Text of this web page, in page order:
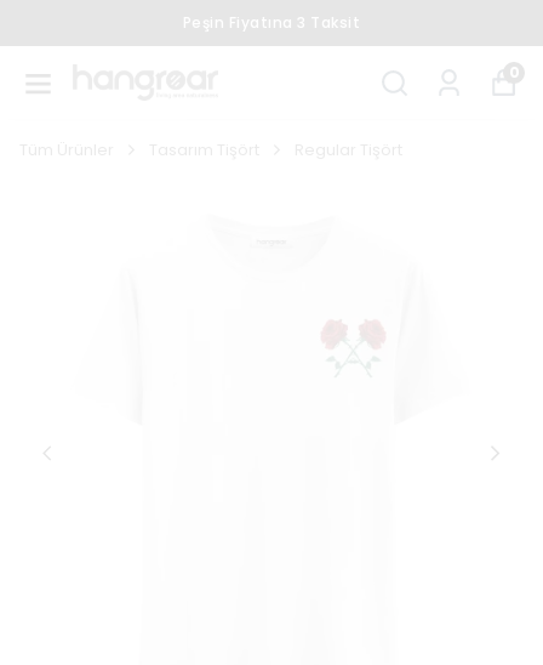
Peşin Fiyatına 3 Taksit
0